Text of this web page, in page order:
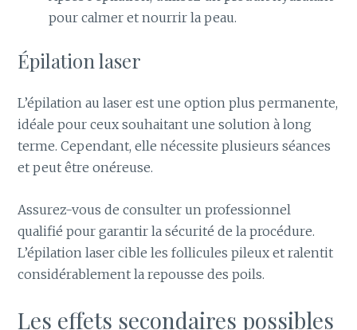
pour calmer et nourrir la peau.
Épilation laser
L’épilation au laser est une option plus permanente,
idéale pour ceux souhaitant une solution à long
terme. Cependant, elle nécessite plusieurs séances
et peut être onéreuse.
Assurez-vous de consulter un professionnel
qualifié pour garantir la sécurité de la procédure.
L’épilation laser cible les follicules pileux et ralentit
considérablement la repousse des poils.
Les effets secondaires possibles